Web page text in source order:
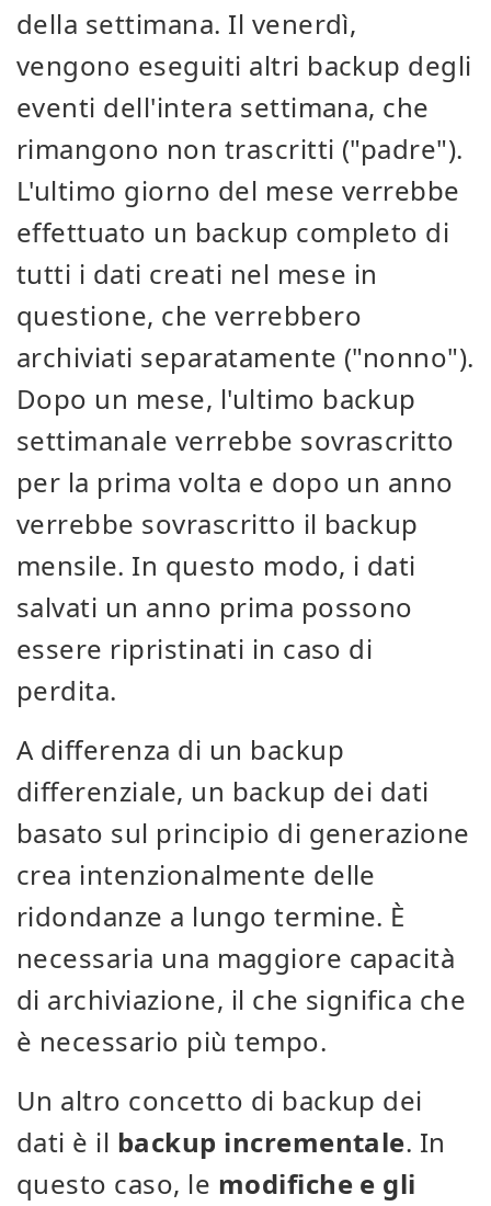
della settimana. Il venerdì,
vengono eseguiti altri backup degli
eventi dell'intera settimana, che
rimangono non trascritti ("padre").
L'ultimo giorno del mese verrebbe
effettuato un backup completo di
tutti i dati creati nel mese in
questione, che verrebbero
archiviati separatamente ("nonno").
Dopo un mese, l'ultimo backup
settimanale verrebbe sovrascritto
per la prima volta e dopo un anno
verrebbe sovrascritto il backup
mensile. In questo modo, i dati
salvati un anno prima possono
essere ripristinati in caso di
perdita.
A differenza di un backup
differenziale, un backup dei dati
basato sul principio di generazione
crea intenzionalmente delle
ridondanze a lungo termine. È
necessaria una maggiore capacità
di archiviazione, il che significa che
è necessario più tempo.
Un altro concetto di backup dei
dati è il backup incrementale. In
questo caso, le modifiche e gli